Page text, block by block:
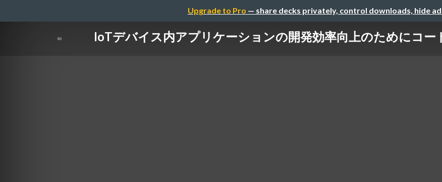
Upgrade to Pro — share decks privately, control downloads, hide
IoTデバイス内アプリケーションの開発効率向上のためにコー